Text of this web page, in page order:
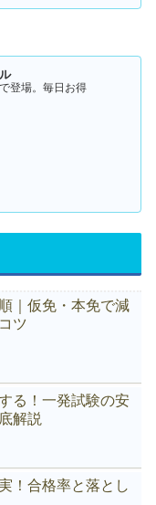
登場。毎日お得
｜仮免・本免で減
ツ
る！一発試験の安
解説
！合格率と落とし